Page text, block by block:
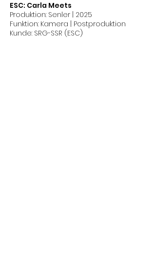
ESC: Carla Meets
Produktion: Senler | 2025
Funktion: Kamera | Postproduktion
Kunde: SRG-SSR (ESC)